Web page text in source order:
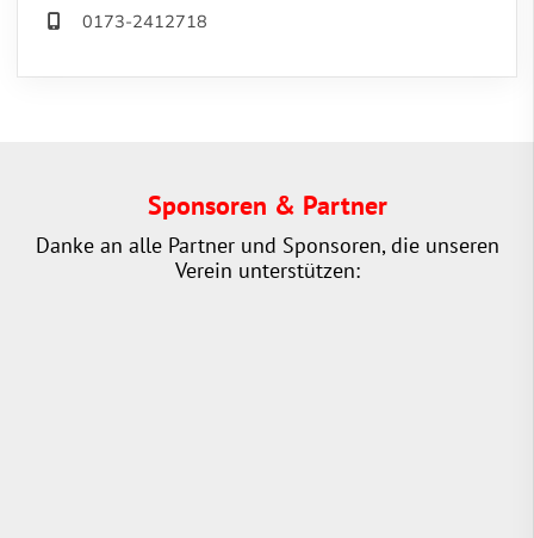
0173-2412718
Sponsoren & Partner
Danke an alle Partner und Sponsoren, die unseren
Verein unterstützen: